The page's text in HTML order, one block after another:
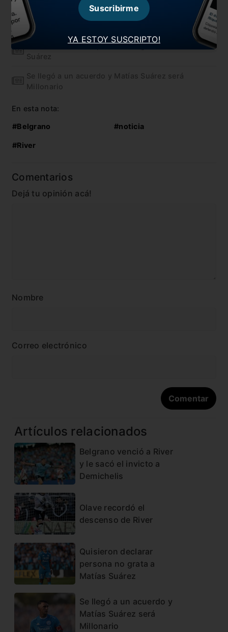
Demichelis
Olave recordó el descenso de River
Quisieron declarar persona no grata a Matías
Suárez
Se llegó a un acuerdo y Matías Suárez será
Millonario
En esta nota:
#Belgrano #noticia
#River
Comentarios
Dejá tu opinión acá!
Nombre
Correo electrónico
Artículos relacionados
Belgrano venció a River
y le sacó el invicto a
Demichelis
Olave recordó el
descenso de River
Quisieron declarar
persona no grata a
Matías Suárez
Se llegó a un acuerdo y
Matías Suárez será
Millonario
YA ESTOY SUSCRIPTO!
Suscribirme